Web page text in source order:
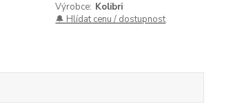
Výrobce: Kolibri
🔔 Hlídat cenu / dostupnost